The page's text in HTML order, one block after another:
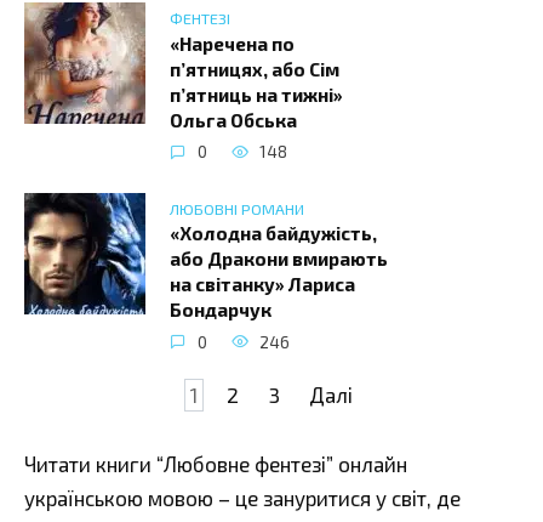
ФЕНТЕЗІ
«Наречена по
п’ятницях, або Сім
п’ятниць на тижні»
Ольга Обська
0 148
ЛЮБОВНІ РОМАНИ
«Холодна байдужість,
або Дракони вмирають
на світанку» Лариса
Бондарчук
0 246
1 2 3 Далі
Читати книги “Любовне фентезі” онлайн
українською мовою – це зануритися у світ, де